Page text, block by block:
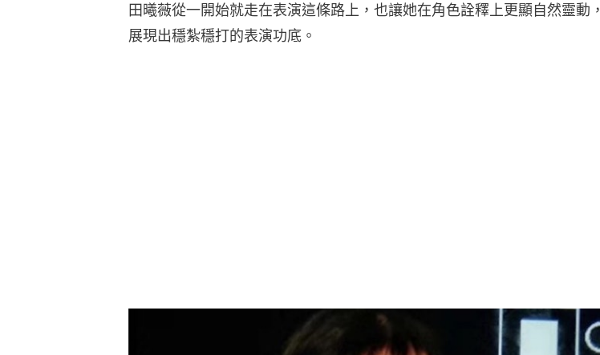
田曦薇從一開始就走在表演這條路上，也讓她在角色詮釋上更顯自然靈動，
展現出穩紮穩打的表演功底。